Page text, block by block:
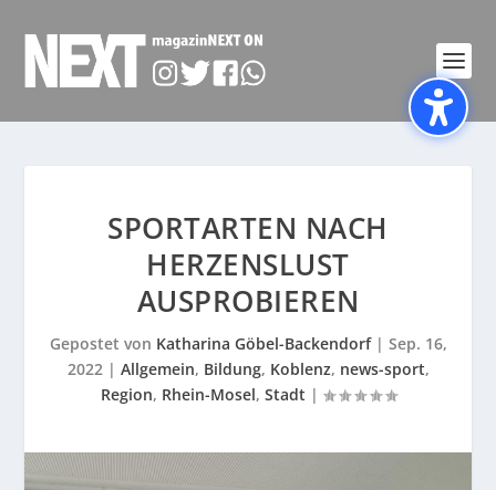
SPORTARTEN NACH
HERZENSLUST
AUSPROBIEREN
Gepostet von Katharina Göbel-Backendorf| Sep. 16,
2022| Allgemein, Bildung, Koblenz, news-sport,
Region, Rhein-Mosel, Stadt |